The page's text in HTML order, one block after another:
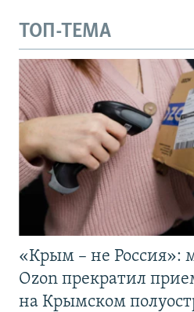
ТОП-ТЕМА
«Крым – не Россия»:
Ozon прекратил
на Крымском